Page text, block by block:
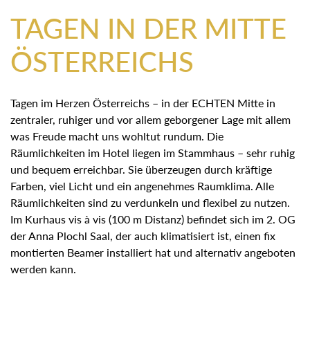
TAGEN IN DER MITTE
ÖSTERREICHS
Tagen im Herzen Österreichs – in der ECHTEN Mitte in
zentraler, ruhiger und vor allem geborgener Lage mit allem
was Freude macht uns wohltut rundum. Die
Räumlichkeiten im Hotel liegen im Stammhaus – sehr ruhig
und bequem erreichbar. Sie überzeugen durch kräftige
Farben, viel Licht und ein angenehmes Raumklima. Alle
Räumlichkeiten sind zu verdunkeln und flexibel zu nutzen.
Im Kurhaus vis à vis (100 m Distanz) befindet sich im 2. OG
der Anna Plochl Saal, der auch klimatisiert ist, einen fix
montierten Beamer installiert hat und alternativ angeboten
werden kann.